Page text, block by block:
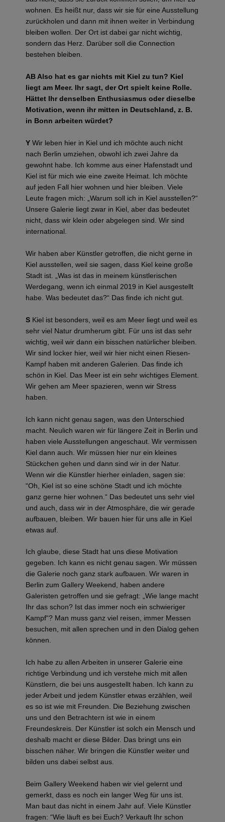
wohnen. Es heißt nur, dass wir sie für eine Ausstellung
zurückholen und dann mit ihnen weiter in Verbindung
bleiben wollen. Der Ort ist dabei gar nicht wichtig,
sondern das Herz. Darüber soll die Connection
bestehen bleiben.
AB Also hat es gar nichts mit Kiel zu tun? Kiel
liegt am Meer. Ihr sagt, der Ort spielt keine Rolle.
Hättet Ihr denselben Enthusiasmus oder dieselbe
Motivation, wenn ihr mitten in Deutschland, z. B.
in Bonn arbeiten würdet?
Y Wir leben hier in Kiel und ich möchte auch nicht
nach Berlin umziehen, obwohl ich zwei Jahre da
gewohnt habe. Ich komme aus einer Hafenstadt und
Kiel ist für mich wie eine zweite Heimat. Ich möchte
auf jeden Fall hier wohnen und hier bleiben. Viele
Leute fragen mich: „Warum soll ich in Kiel ausstellen?“
Unsere Galerie liegt zwar in Kiel, aber das bedeutet
nicht, dass wir klein oder abgelegen sind. Wir sind
international.
Wir haben aber Künstler getroffen, die nicht gerne in
Kiel ausstellen, weil sie sagen, dass Kiel keine große
Stadt ist. „Was ist das in meinem künstlerischen
Werdegang, wenn ich einmal 2019 in Kiel ausgestellt
habe. Was bedeutet das?“ Das finde ich nicht gut.
S Kiel ist besonders, weil es am Meer liegt und weil es
sehr viel Natur drumherum gibt. Für uns ist das sehr
wichtig, weil wir dann ein bisschen natürlicher bleiben.
Wir sind locker hier, weil wir hier nicht einen Riesen-
Kampf haben mit anderen Galerien. Das finde ich
schön in Kiel. Das Meer ist ein sehr wichtiges Element.
Wir gehen am Meer spazieren, wenn wir Stress
haben.
Ich kann nicht genau sagen, was den Unterschied
macht. Neulich waren wir für längere Zeit in Berlin und
haben viele Ausstellungen angeschaut. Wir vermissen
Kiel dann auch. Wir müssen hier nur ein kleines
Stückchen gehen und dann sind wir in der Natur.
Wenn wir die Künstler hierher einladen, sagen sie:
“Oh, Kiel ist so eine schöne Stadt und ich möchte
ganz gerne hier wohnen.“ Das bedeutet uns sehr viel
und auch, dass wir in der Atmosphäre, die wir gerade
aufbauen, bleiben. Wir bauen hier für uns alle in Kiel
etwas auf.
Ich glaube, diese Stadt hat uns diese Motivation
gegeben. Ich kann es nicht genau sagen. Wir müssen
die Galerie noch ganz stark aufbauen. Wir waren in
Berlin zum Gallery Weekend, haben andere
Galeristen getroffen und sie gefragt: „Wie lange macht
Ihr das schon? Ist das immer noch ein schwieriger
Kampf“? Man muss ganz viel reisen, immer Messen
besuchen, mit allen sprechen und in den Dialog gehen
können.
Ich habe zu allen Arbeiten in unserer Galerie eine
richtige Verbindung und ich verstehe mich mit allen
Künstlern, die bei uns ausgestellt haben. Ich kann zu
jeder Arbeit und jedem Künstler etwas erzählen, weil
es so ist wie mit Freunden. Die Beziehung zwischen
uns und den Betrachtern ist wie in einem
Freundeskreis. Der Künstler ist solch ein Mensch und
deshalb macht er diese Bilder. Das bringt uns ein
bisschen näher. Wir bringen die Künstler weiter und
bilden uns dabei selbst aus.
Beim Gallery Weekend haben wir viel gelernt und
gemerkt, dass es noch ein langer Weg für uns ist.
Man baut das nicht in einem Jahr auf. Viele Künstler
fragen: “Wie läuft es bei Euch? Verkauft Ihr schon